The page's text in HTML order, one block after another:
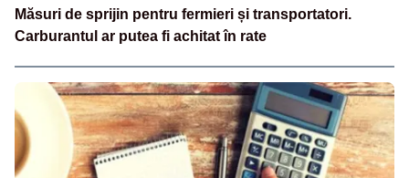
Măsuri de sprijin pentru fermieri și transportatori.
Carburantul ar putea fi achitat în rate